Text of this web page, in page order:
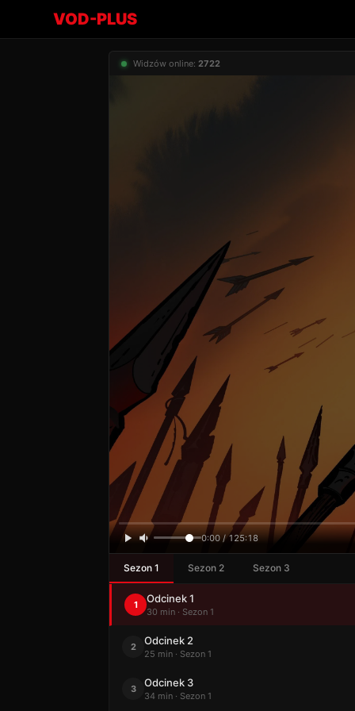
VOD-PLUS
Widzów online: 2722
0:00 / 125:18
Sezon 1 Sezon 2 Sezon 3
1 Odcinek 1
30 min · Sezon 1
2 Odcinek 2
25 min · Sezon 1
3 Odcinek 3
34 min · Sezon 1